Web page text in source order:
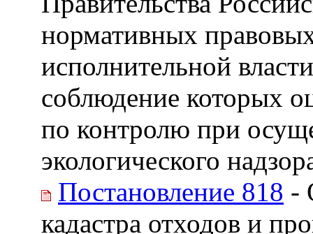
нормативных
исполнительной
соблюдение которых
по контролю при
экологического
Постановление 818 -
кадастра отходов и